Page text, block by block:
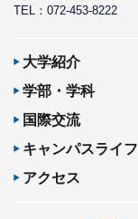
TEL：072-453-8222
大学紹介
学部・学科
国際交流
キャンパスライフ
アクセス